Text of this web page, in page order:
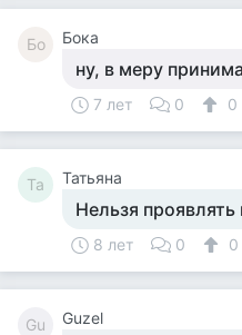
Бо Бока
ну, в меру
7 лет 0 0
Та Татьяна
Нельзя
8 лет 0 0
Gu Guzel